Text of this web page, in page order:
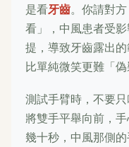
是看牙齒。你請對
看」，中風患者受
提，導致牙齒露出
比單純微笑更難「偽
測試手臂時，不要
將雙手平舉向前，
幾十秒，中風那側